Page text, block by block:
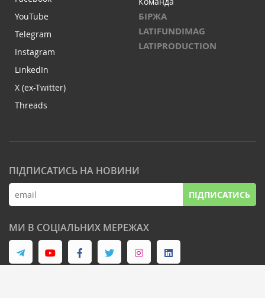
YouTube
Telegram
Instagram
LinkedIn
X (ex-Twitter)
Threads
БІРЖА
LATIFUNDIMAG
LATIPRODUCTION
ПІДПИСАТИСЬ НА НОВИНИ
ПІДПИСАТИСЬ
МИ В СОЦІАЛЬНИХ МЕРЕЖАХ